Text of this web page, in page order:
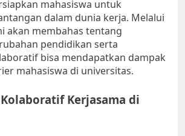
mahasiswa untuk
dalam dunia kerja. Melalui
akan membahas tentang
pendidikan serta
bisa mendapatkan dampak
mahasiswa di universitas.
Kerjasama di